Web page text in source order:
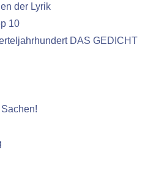
der Lyrik
10
DAS GEDICHT